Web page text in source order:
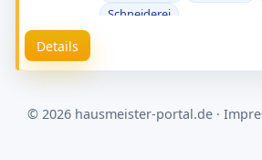
Suchen Schneiderei
Details
© 2026 hausmeister-portal.de ·